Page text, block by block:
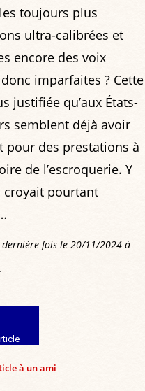
toujours plus
ultra-calibrées et
encore des voix
imparfaites ? Cette
justifiée qu’aux États-
semblent déjà avoir
pour des prestations à
de l’escroquerie. Y
croyait pourtant
fois le 20/11/2024 à
à un ami